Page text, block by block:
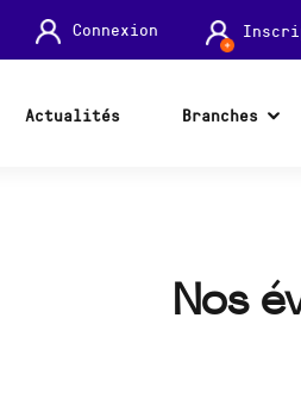
Connexion
Actualités Branches
Nos